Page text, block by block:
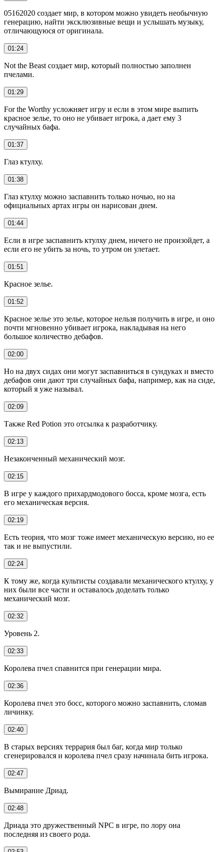
05162020 создает мир, в котором можно увидеть необычную
генерацию, найти эксклюзивные вещи и услышать музыку,
отличающуюся от оригинала.
01:24
Not the Beast создает мир, который полностью заполнен
пчелами.
01:29
For the Worthy усложняет игру и если в этом мире выпить
красное зелье, то оно не убивает игрока, а дает ему 3
случайных бафа.
01:37
Глаз ктулху.
01:38
Глаз ктулху можно заспавнить только ночью, но на
официальных артах игры он нарисован днем.
01:44
Если в игре заспавнить ктулху днем, ничего не произойдет, а
если его не убить за ночь, то утром он улетает.
01:51
Красное зелье.
01:52
Красное зелье это зелье, которое нельзя получить в игре, и оно
почти мгновенно убивает игрока, накладывая на него
большое количество дебафов.
02:00
Но на двух сидах они могут заспавниться в сундуках и вместо
дебафов они дают три случайных бафа, например, как на сиде,
который я уже называл.
02:09
Также Red Potion это отсылка к разработчику.
02:13
Незаконченный механический мозг.
02:15
В игре у каждого прихардмодового босса, кроме мозга, есть
его механическая версия.
02:19
Есть теория, что мозг тоже имеет механическую версию, но ее
так и не выпустили.
02:24
К тому же, когда культисты создавали механического ктулху, у
них были все части и оставалось доделать только
механический мозг.
02:32
Уровень 2.
02:33
Королева пчел спавнится при генерации мира.
02:36
Королева пчел это босс, которого можно заспавнить, сломав
личинку.
02:40
В старых версиях террария был баг, когда мир только
сгенерировался и королева пчел сразу начинала бить игрока.
02:47
Вымирание Дриад.
02:48
Дриада это дружественный NPC в игре, по лору она
последняя из своего рода.